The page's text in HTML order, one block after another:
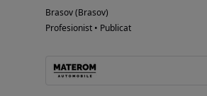
Brasov (Brasov)
Profesionist • Publicat